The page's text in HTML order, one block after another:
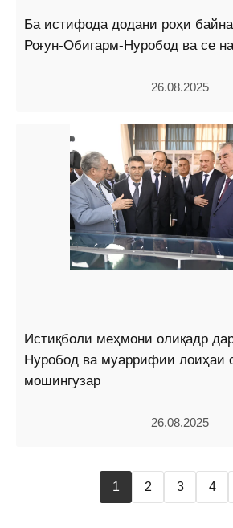
Ба истифода додани роҳи
Роғун-Обигарм-Нуробод ва се
26.08.2025
Истиқболи меҳмони олиқадр
Нуробод ва муаррифии лоиҳаи
мошингузар
26.08.2025
1 2 3 4